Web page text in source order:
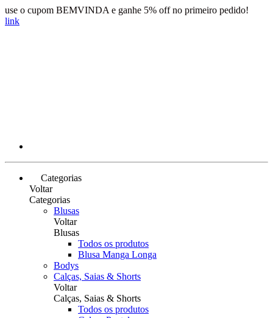
use o cupom BEMVINDA e ganhe 5% off no primeiro pedido!
link
Categorias
Voltar
Categorias
Blusas
Voltar
Blusas
Todos os produtos
Blusa Manga Longa
Bodys
Calças, Saias & Shorts
Voltar
Calças, Saias & Shorts
Todos os produtos